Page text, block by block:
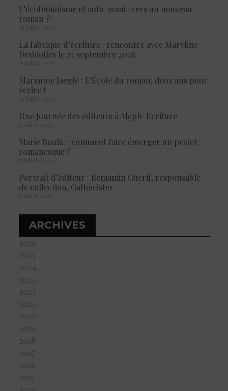
L’écoféminisme et auto-essai : vers un nouveau
roman ?
18 juillet 2026
La fabrique d’écriture : rencontre avec Maryline
Desbiolles le 23 septembre 2026
15 juillet 2026
Marianne Jaeglé : L’École du roman, deux ans pour
écrire !
14 juillet 2026
Une Journée des éditeurs à Aleph-Ecriture
5 juillet 2026
Marie Boulic : comment faire émerger un projet
romanesque ?
5 juillet 2026
Portrait d’éditeur : Benjamin Guérif, responsable
de collection, Gallmeister
5 juillet 2026
ARCHIVES
2026
2025
2024
2023
2022
2021
2020
2019
2018
2017
2016
2015